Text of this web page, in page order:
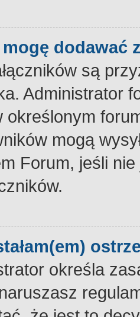
dodawać
są
Administrator
określonym
mogą
Forum, jeśli
określa